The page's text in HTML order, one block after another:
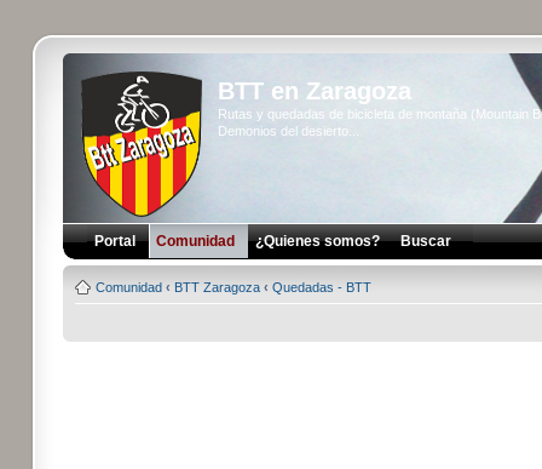
BTT en Zaragoza
Rutas y quedadas de bicicleta de montaña (Mountain
Demonios del desierto...
Portal Comunidad ¿Quienes somos? Buscar
Comunidad ‹ BTT Zaragoza ‹ Quedadas - BTT